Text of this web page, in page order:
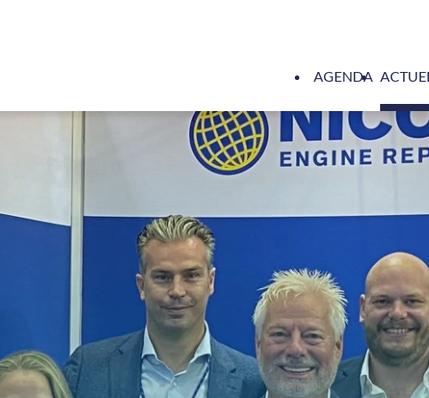
AGENDA